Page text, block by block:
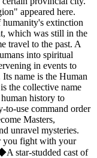
appeared here.
humanity's extinction
which was still in the
travel to the past. A
into spiritual
in events to
name is the Human
the collective name
history to
to-use command order
Masters,
unravel mysteries.
you fight with your
star-studded cast of